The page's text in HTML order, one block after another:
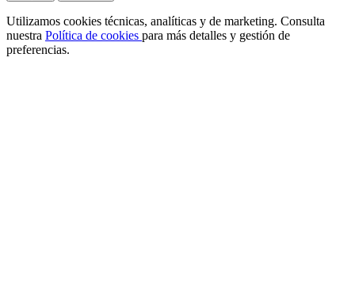
Utilizamos cookies técnicas, analíticas y de marketing. Consulta
nuestra Política de cookies para más detalles y gestión de
preferencias.